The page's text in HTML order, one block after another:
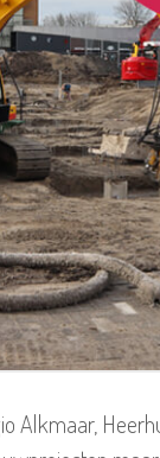
Alkmaar,